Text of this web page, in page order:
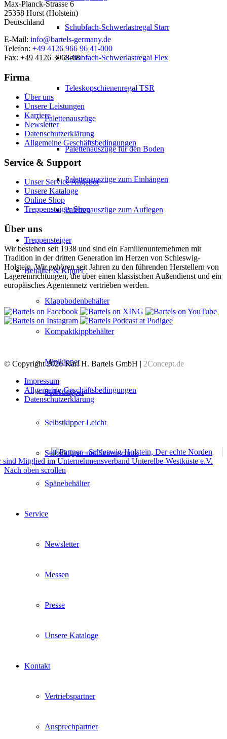
Schubfach-Schwerlastregal Starr
Schubfach-Schwerlastregal Flex
Teleskopschienenregal TSR
Palettenauszüge
Palettenauszüge für den Boden
Palettenauszüge zum Einhängen
Palettenauszüge zum Auflegen
Treppensteiger
Behälter & Kipper
Klappbodenbehälter
Kompaktkippbehälter
Minikipper
Selbstkipper
Selbstkipper Leicht
Selbstkipper mit Seitenschutz
Spänebehälter
Service
Newsletter
Messen
Presse
Unsere Kataloge
Kontakt
Vertriebspartner
Ansprechpartner
Max-Planck-Strasse 6
25358 Horst (Holstein)
Deutschland
E-Mail: info@bartels-germany.de
Telefon: +49 4126 966 96 41-000
Fax: +49 4126 3968-68
Firma
Über uns
Unsere Leistungen
Karriere
Newsletter
Datenschutzerklärung
Allgemeine Geschäftsbedingungen
Service & Support
Unser Service Angebot
Unsere Kataloge
Online Shop
Treppensteiger Shop
Über uns
Wir bestehen seit 1938 und sind ein Familienunternehmen mit
Tradition in der dritten Generation im Herzen von Schleswig-
Holstein. Wir gehören seit Jahren zu den führenden Herstellern von
Lagereinrichtungen, die über einen klassischen Außendienst und ein
europäisches Agentennetz vertrieben werden.
© Copyright 2026 Karl H. Bartels GmbH | 2Concept.de
Impressum
Allgemeine Geschäftsbedingungen
Datenschutzerklärung
Nach oben scrollen